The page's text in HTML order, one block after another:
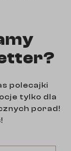
polecajki
tylko dla
porad!